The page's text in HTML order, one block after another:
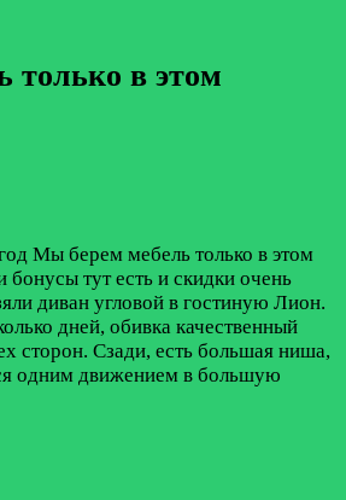
только в этом
Мы берем мебель только в этом
бонусы тут есть и скидки очень
диван угловой в гостиную Лион.
дней, обивка качественный
сторон. Сзади, есть большая ниша,
одним движением в большую